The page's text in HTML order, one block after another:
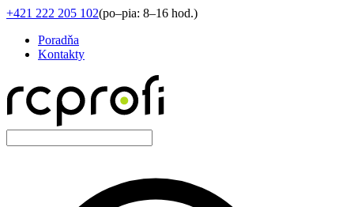
+421 222 205 102(po–pia: 8–16 hod.)
Poradňa
Kontakty